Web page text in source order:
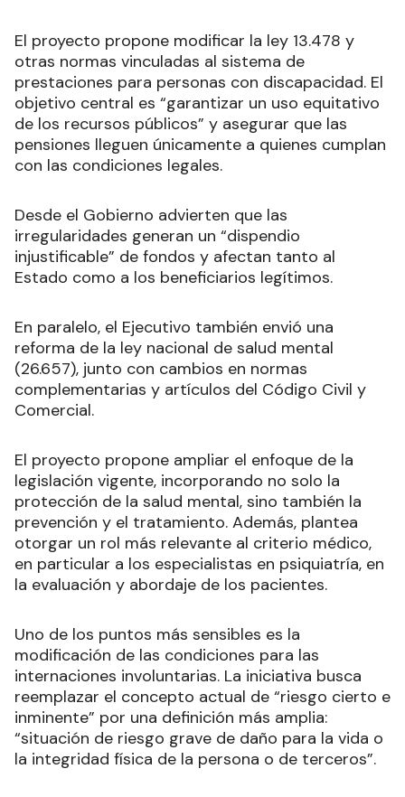
El proyecto propone modificar la ley 13.478 y
otras normas vinculadas al sistema de
prestaciones para personas con discapacidad. El
objetivo central es “garantizar un uso equitativo
de los recursos públicos” y asegurar que las
pensiones lleguen únicamente a quienes cumplan
con las condiciones legales.
Desde el Gobierno advierten que las
irregularidades generan un “dispendio
injustificable” de fondos y afectan tanto al
Estado como a los beneficiarios legítimos.
En paralelo, el Ejecutivo también envió una
reforma de la ley nacional de salud mental
(26.657), junto con cambios en normas
complementarias y artículos del Código Civil y
Comercial.
El proyecto propone ampliar el enfoque de la
legislación vigente, incorporando no solo la
protección de la salud mental, sino también la
prevención y el tratamiento. Además, plantea
otorgar un rol más relevante al criterio médico,
en particular a los especialistas en psiquiatría, en
la evaluación y abordaje de los pacientes.
Uno de los puntos más sensibles es la
modificación de las condiciones para las
internaciones involuntarias. La iniciativa busca
reemplazar el concepto actual de “riesgo cierto e
inminente” por una definición más amplia:
“situación de riesgo grave de daño para la vida o
la integridad física de la persona o de terceros”.